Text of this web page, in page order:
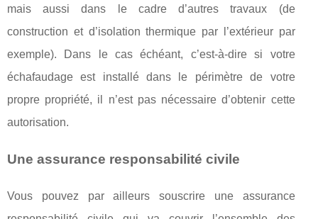
mais aussi dans le cadre d’autres travaux (de
construction et d’isolation thermique par l’extérieur par
exemple). Dans le cas échéant, c’est-à-dire si votre
échafaudage est installé dans le périmètre de votre
propre propriété, il n’est pas nécessaire d’obtenir cette
autorisation.
Une assurance responsabilité civile
Vous pouvez par ailleurs souscrire une assurance